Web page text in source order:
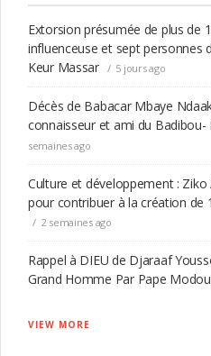
Extorsion présumée de plus de
influenceuse et sept personnes
Keur Massar
5 jours ago
Décès de Babacar Mbaye
connaisseur et ami du Badibou-
semaines ago
Culture et développement : Ziko
pour contribuer à la création de
2 semaines ago
Rappel à DIEU de Djaraaf
Grand Homme Par Pape
VIEW MORE